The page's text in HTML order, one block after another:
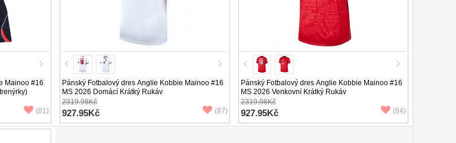
Mainoo #16
(81)
Pánský Fotbalový dres Anglie Kobbie Mainoo #16
MS 2026 Domácí Krátký Rukáv
2319.98Kč
927.95Kč (87)
Pánský Fotbalový dres Anglie Kobbie Mainoo #16
MS 2026 Venkovní Krátký Rukáv
2319.98Kč
927.95Kč (84)